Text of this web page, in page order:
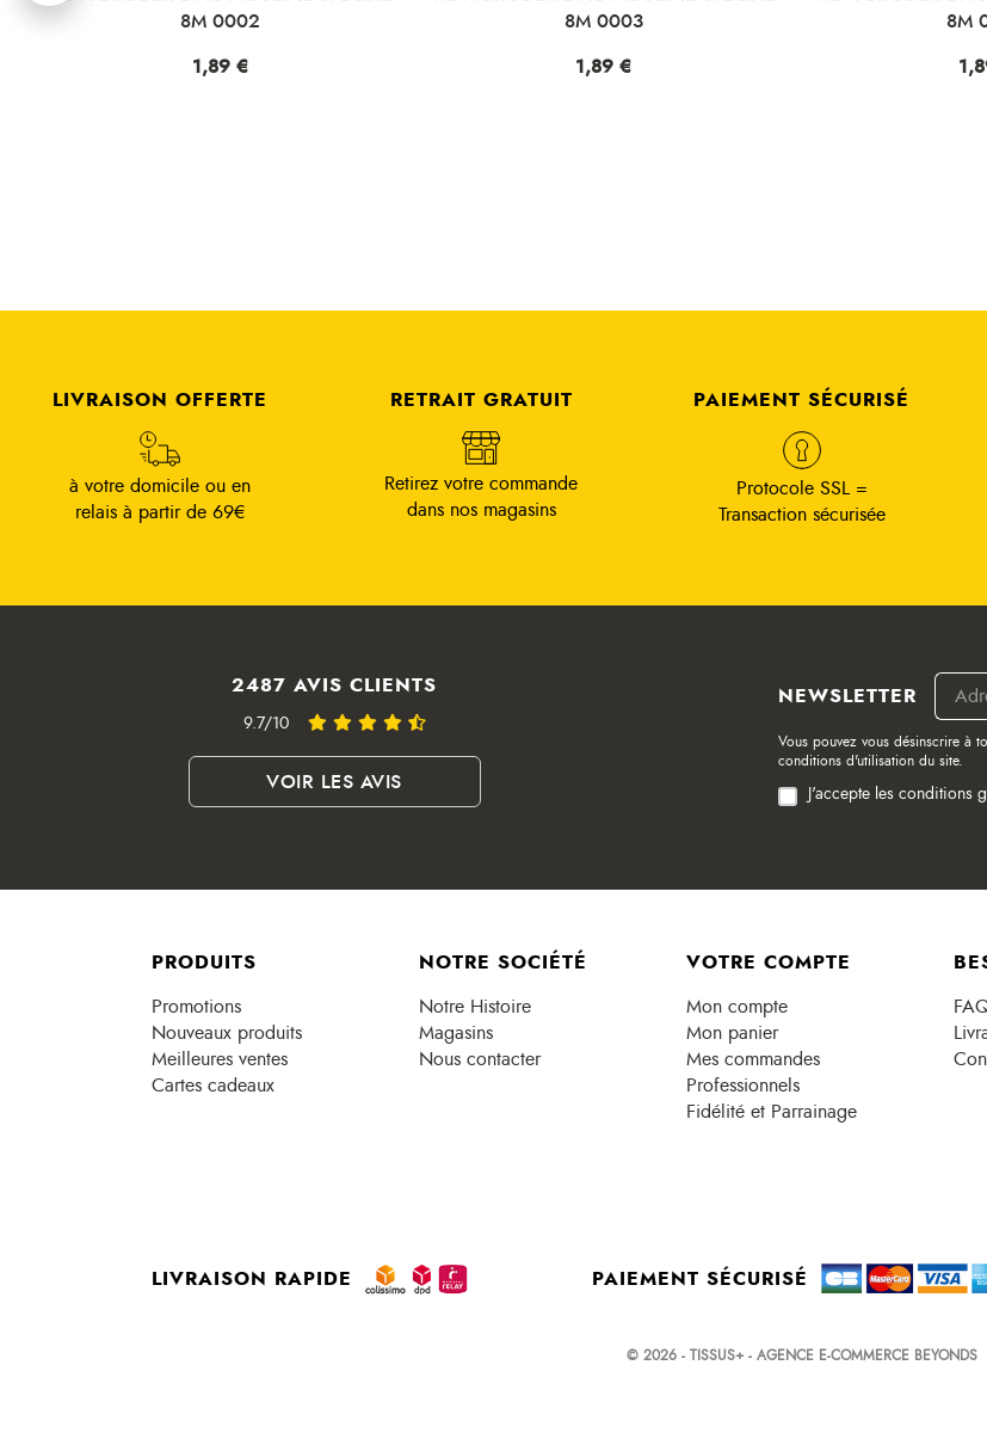
8M 0002
Prix
1,89 €
8M 0003
Prix
1,89 €
8M
Prix
LIVRAISON OFFERTE
à votre domicile ou en
relais à partir de 69€
RETRAIT GRATUIT
Retirez votre commande
dans nos magasins
PAIEMENT SÉCURISÉ
Protocole SSL =
Transaction sécurisée
2487 AVIS CLIENTS
9.7/10
VOIR LES AVIS
NEWSLETTER
Vous pouvez vous désinscrire à
conditions d'utilisation du site.
J'accepte les conditions
PRODUITS
Promotions
Nouveaux produits
Meilleures ventes
Cartes cadeaux
NOTRE SOCIÉTÉ
Notre Histoire
Magasins
Nous contacter
VOTRE COMPTE
Mon compte
Mon panier
Mes commandes
Professionnels
Fidélité et Parrainage
LIVRAISON RAPIDE PAIEMENT SÉCURISÉ
© 2026 - TISSUS+ - AGENCE E-COMMERCE BEYONDS